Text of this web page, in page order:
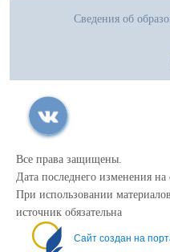
Сведения об
Все права защищены.
Дата последнего изменения на
При использовании
источник обязательна
Сайт создан на